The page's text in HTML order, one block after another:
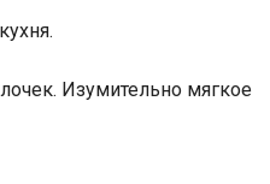
Изумительно мягкое